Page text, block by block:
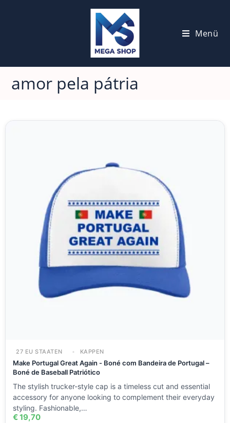
Menü
amor pela pátria
27 EU STAATEN KAPPEN
Make Portugal Great Again - Boné com Bandeira de Portugal –
Boné de Baseball Patriótico
The stylish trucker-style cap is a timeless cut and essential
accessory for anyone looking to complement their everyday
styling. Fashionable,…
€19,70